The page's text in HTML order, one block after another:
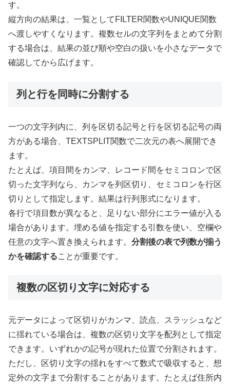
す。
縦方向の結果は、一覧としてFILTER関数やUNIQUE関数
へ渡しやすくなります。複数セルの文字列をまとめて分割
する場合は、結果の並び順や空白の扱いを小さなデータで
確認してから広げます。
列と行を同時に分割する
一つの文字列内に、列を区切る記号と行を区切る記号の両
方がある場合、TEXTSPLIT関数で二次元の表へ展開でき
ます。
たとえば、項目間をカンマ、レコード間をセミコロンで区
切った文字列なら、カンマを列区切り、セミコロンを行区
切りとして指定します。結果は行列形式になります。
各行で項目数が異なると、足りない部分にエラー値が入る
場合があります。埋める値を指定する引数を使い、空欄や
任意の文字へ置き換えられます。 分割後の表で列数が揃う
かを確認することが重要です。
複数の区切り文字に対応する
元データによって区切りがカンマ、読点、スラッシュなど
に揺れている場合は、複数の区切り文字を配列として指定
できます。いずれかの記号が現れた位置で分割されます。
ただし、区切り文字の揺れをすべて数式で吸収すると、想
定外の文字まで分割することがあります。たとえば住所内